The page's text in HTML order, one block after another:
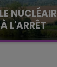
L'ARRÊT
semaine